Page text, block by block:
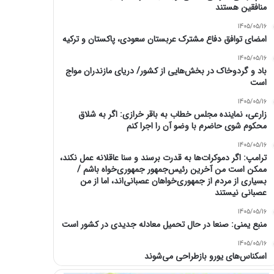
منافقین هستند
1405/05/16
امضای توافق دفاع مشترک عربستان سعودی، پاکستان و ترکیه
1405/05/16
باد و گردوخاک در بخش‌هایی از کشور/ دریای مازندران مواج
است
1405/05/16
زارعی، نماینده مجلس خطاب به باقر خرازی: اگر به شلاق
محکوم شوی حاضرم با وضو آن را اجرا کنم
1405/05/16
ترامپ: اگر دموکرات‌ها به قدرت برسند و سنا عاقلانه عمل نکند،
ممکن است من آخرین رئیس‌جمهور جمهوری‌خواه باشم /
بسیاری از مردم از جمهوری‌خواهان عصبانی‌اند، اما از من
عصبانی نیستند
1405/05/16
منبع یمنی: صنعا در حال تحمیل معادله جدیدی در کشور است
1405/05/16
اسکناس‌های یورو بازطراحی می‌شوند